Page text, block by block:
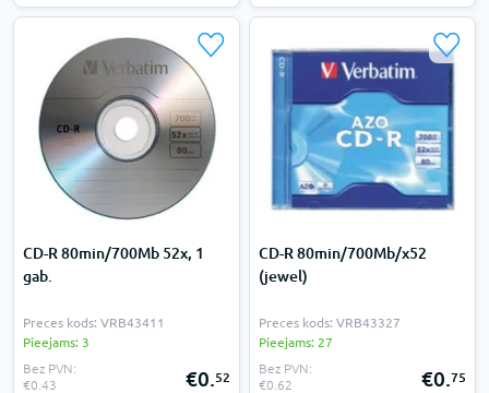
CD-R 80min/700Mb 52x, 1
gab.
Preces kods: VRB43411
Pieejams: 3
Bez PVN:
€0.43
€0.52
CD-R 80min/700Mb/x52
(jewel)
Preces kods: VRB43327
Pieejams: 27
Bez PVN:
€0.62
€0.75